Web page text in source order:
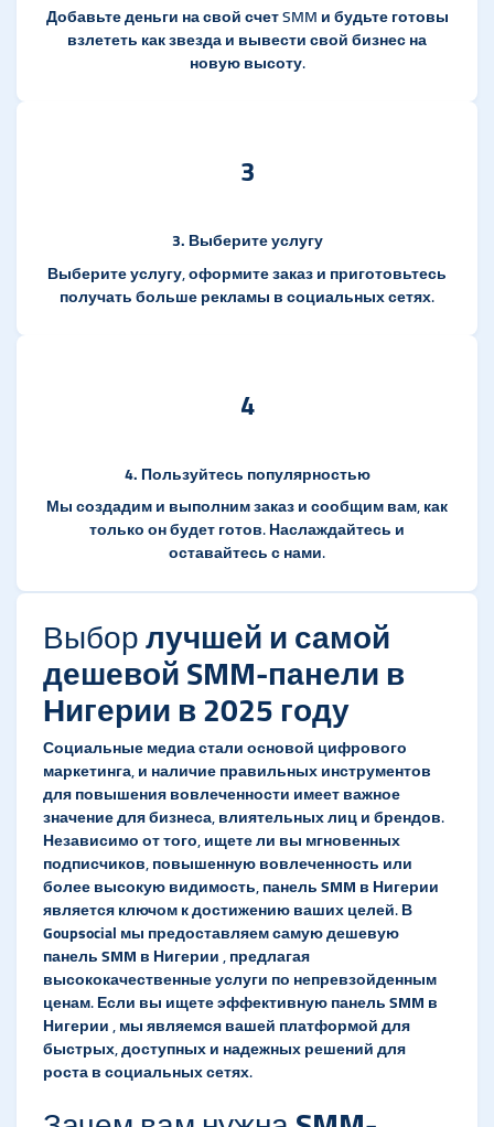
Добавьте деньги на свой счет SMM и будьте готовы
взлететь как звезда и вывести свой бизнес на
новую высоту.
3
3. Выберите услугу
Выберите услугу, оформите заказ и приготовьтесь
получать больше рекламы в социальных сетях.
4
4. Пользуйтесь популярностью
Мы создадим и выполним заказ и сообщим вам, как
только он будет готов. Наслаждайтесь и
оставайтесь с нами.
Выборлучшей и самой
дешевой SMM-панели в
Нигерии в 2025 году
Социальные медиа стали основой цифрового
маркетинга, и наличие правильных инструментов
для повышения вовлеченности имеет важное
значение для бизнеса, влиятельных лиц и брендов.
Независимо от того, ищете ли вы мгновенных
подписчиков, повышенную вовлеченность или
более высокую видимость,панель SMM в Нигерии
является ключом к достижению ваших целей. В
Goupsocialмы предоставляем самуюдешевую
панель SMM в Нигерии, предлагая
высококачественные услуги по непревзойденным
ценам. Если вы ищете эффективнуюпанель SMM в
Нигерии, мы являемся вашей платформой для
быстрых, доступных и надежных решений для
роста в социальных сетях.